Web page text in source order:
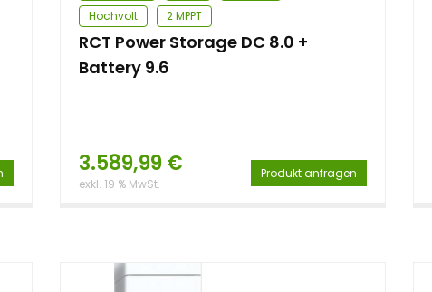
Hochvolt
2 MPPT
RCT Power Storage DC 8.0 +
Battery 9.6
3.589,99€
exkl. 19 % MwSt.
Produkt anfragen